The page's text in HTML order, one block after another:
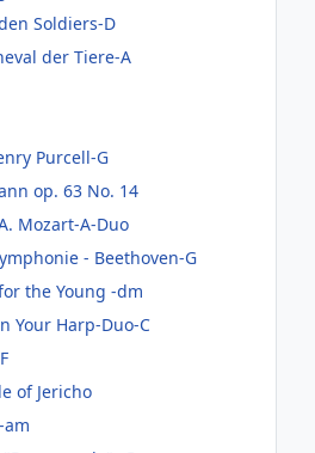
Soldiers-D
der Tiere-A
Purcell-G
op. 63 No. 14
Mozart-A-Duo
- Beethoven-G
the Young -dm
Your Harp-Duo-C
of Jericho